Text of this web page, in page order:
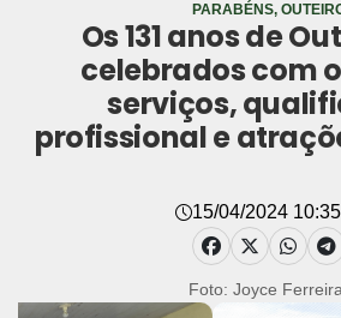
PARABÉNS,
Os 131 anos de
celebrados com
serviços,
profissional e
15/04/2024 10:35
Foto: Joyce